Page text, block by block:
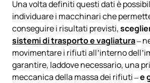
Una volta definiti questi dati è
individuare i macchinari che
conseguire i risultati previsti,
sistemi di trasporto e vagliatura–
movimentare i rifiuti all’interno
garantire, laddove necessario, una
meccanica della massa dei rifiuti –e